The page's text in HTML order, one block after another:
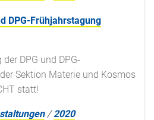
DPG-Frühjahrstagung
DPG und DPG-
Sektion Materie und Kosmos
statt!
/2020